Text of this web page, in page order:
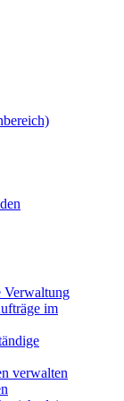
Verwaltung
im
verwalten